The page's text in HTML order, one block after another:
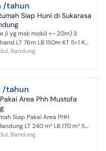
/tahun
Siap Huni di Sukarasa
jl yg msk mobil +- 20m) 3
LT 76m LB 150m KT 5+1 KM
(pasca bayar) Air PDAM
Bandung
/tahun
Area Phh Mustofa
Siap Pakai Area PHH
LB 170 m² 5
pembantu 3 kamar mandi
22...
Bandung